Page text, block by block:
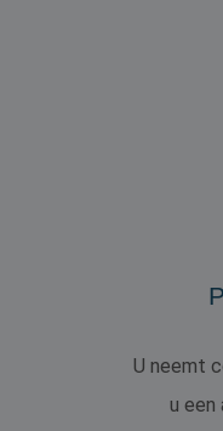
U neemt
u een